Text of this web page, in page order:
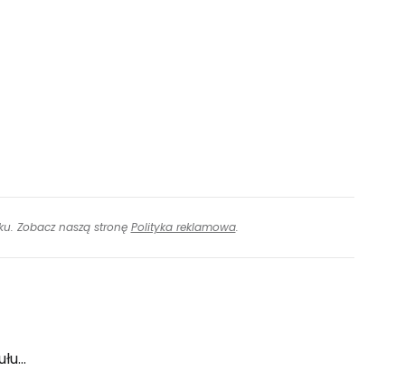
Zobacz naszą stronę Polityka reklamowa.